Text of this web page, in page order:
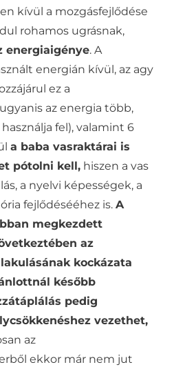
kívül a mozgásfejlődése
rohamos ugrásnak,
energiaigénye. A
energián kívül, az agy
ez a
az energia több,
fel), valamint 6
a baba vasraktárai is
pótolni kell,hiszen a vas
a nyelvi képességek, a
fejlődésééhez is. A
megkezdett
az
kockázata
később
pedig
vezethet,
az
ekkor már nem jut